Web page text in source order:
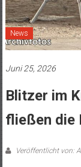
News
Juni 25, 2026
Blitzer im
fließen die
Veröffentlicht von: